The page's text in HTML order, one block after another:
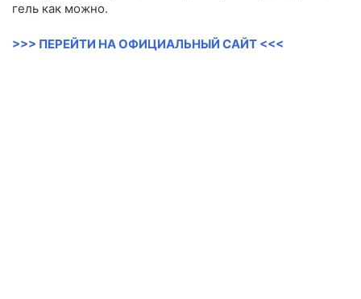
гель как можно.
>>> ПЕРЕЙТИ НА ОФИЦИАЛЬНЫЙ САЙТ <<<